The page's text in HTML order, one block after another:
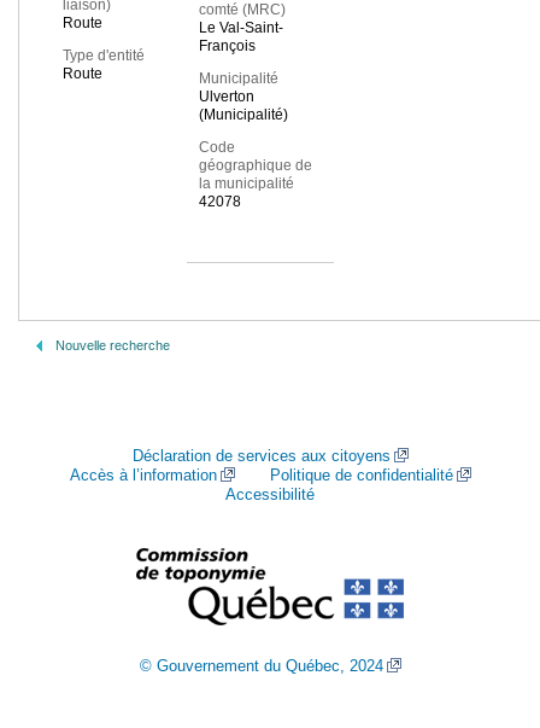
liaison)
Route
Type d'entité
Route
comté (MRC)
Le Val-Saint-
François
Municipalité
Ulverton
(Municipalité)
Code
géographique de
la municipalité
42078
Nouvelle recherche
Déclaration de services aux citoyens
Accès à l’information
Politique de confidentialité
Accessibilité
© Gouvernement du Québec, 2024